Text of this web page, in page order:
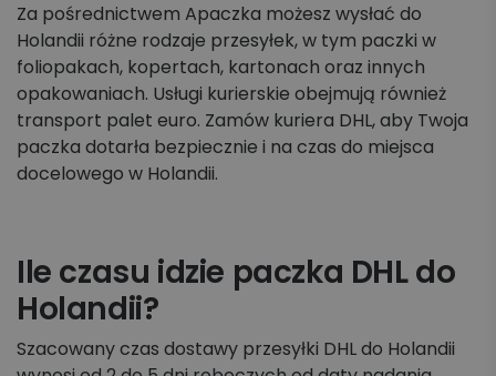
Za pośrednictwem Apaczka możesz wysłać do
Holandii różne rodzaje przesyłek, w tym paczki w
foliopakach, kopertach, kartonach oraz innych
opakowaniach. Usługi kurierskie obejmują również
transport palet euro. Zamów kuriera DHL, aby Twoja
paczka dotarła bezpiecznie i na czas do miejsca
docelowego w Holandii.
Ile czasu idzie paczka DHL do
Holandii?
Szacowany czas dostawy przesyłki DHL do Holandii